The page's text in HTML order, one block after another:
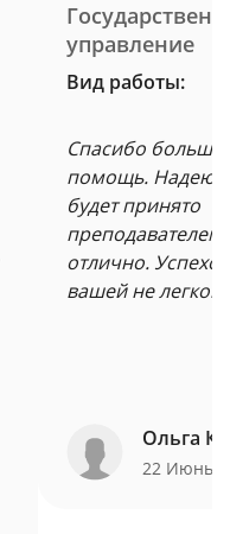
управление
Вид работы:
Спасибо
помощь.
будет принято
преподавателем
отлично.
вашей не легкой
Ольга
22 Июнь